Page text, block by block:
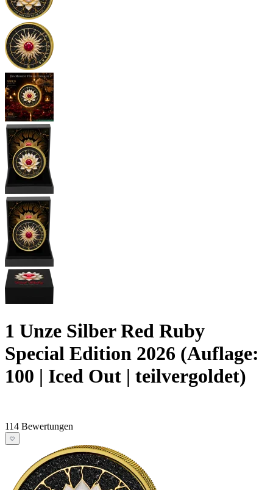
1 Unze Silber Red Ruby
Special Edition 2026 (Auflage:
100 | Iced Out | teilvergoldet)
114 Bewertungen